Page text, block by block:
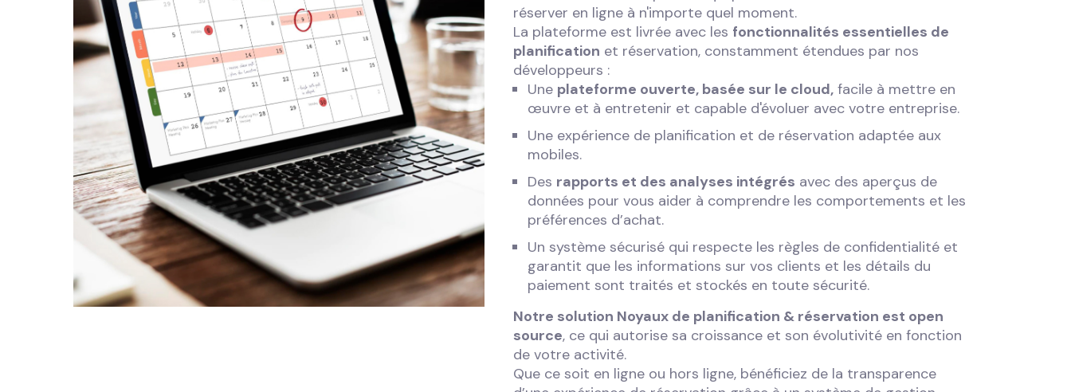
réserver en ligne à n'importe quel moment.
La plateforme est livrée avec les fonctionnalités essentielles de
planification et réservation, constamment étendues par nos
développeurs :
Une plateforme ouverte, basée sur le cloud,facile à mettre en
œuvre et à entretenir et capable d'évoluer avec votre entreprise.
Une expérience de planification et de réservation adaptée aux
mobiles.
Des rapports et des analyses intégrés avec des aperçus de
données pour vous aider à comprendre les comportements et les
préférences d’achat.
Un système sécurisé qui respecte les règles de confidentialité et
garantit que les informations sur vos clients et les détails du
paiement sont traités et stockés en toute sécurité.
Notre solution Noyaux de planification & réservation est open
source, ce qui autorise sa croissance et son évolutivité en fonction
de votre activité.
Que ce soit en ligne ou hors ligne, bénéficiez de la transparence